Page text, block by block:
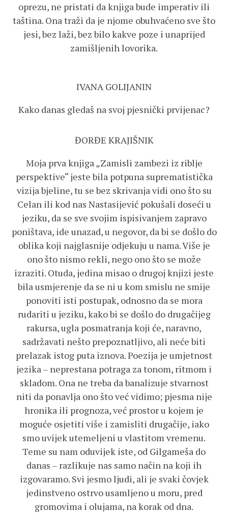
oprezu, ne pristati da knjiga bude imperativ ili
taština. Ona traži da je njome obuhvaćeno sve što
jesi, bez laži, bez bilo kakve poze i unaprijed
zamišljenih lovorika.
IVANA GOLIJANIN
Kako danas gledaš na svoj pjesnički prvijenac?
ĐORĐE KRAJIŠNIK
Moja prva knjiga „Zamisli zambezi iz riblje
perspektive“ jeste bila potpuna suprematistička
vizija bjeline, tu se bez skrivanja vidi ono što su
Celan ili kod nas Nastasijević pokušali doseći u
jeziku, da se sve svojim ispisivanjem zapravo
poništava, ide unazad, u negovor, da bi se došlo do
oblika koji najglasnije odjekuju u nama. Više je
ono što nismo rekli, nego ono što se može
izraziti. Otuda, jedina misao o drugoj knjizi jeste
bila usmjerenje da se ni u kom smislu ne smije
ponoviti isti postupak, odnosno da se mora
rudariti u jeziku, kako bi se došlo do drugačijeg
rakursa, ugla posmatranja koji će, naravno,
sadržavati nešto prepoznatljivo, ali neće biti
prelazak istog puta iznova. Poezija je umjetnost
jezika – neprestana potraga za tonom, ritmom i
skladom. Ona ne treba da banalizuje stvarnost
niti da ponavlja ono što već vidimo; pjesma nije
hronika ili prognoza, već prostor u kojem je
moguće osjetiti više i zamisliti drugačije, iako
smo uvijek utemeljeni u vlastitom vremenu.
Teme su nam oduvijek iste, od Gilgameša do
danas – razlikuje nas samo način na koji ih
izgovaramo. Svi jesmo ljudi, ali je svaki čovjek
jedinstveno ostrvo usamljeno u moru, pred
gromovima i olujama, na korak od dna.